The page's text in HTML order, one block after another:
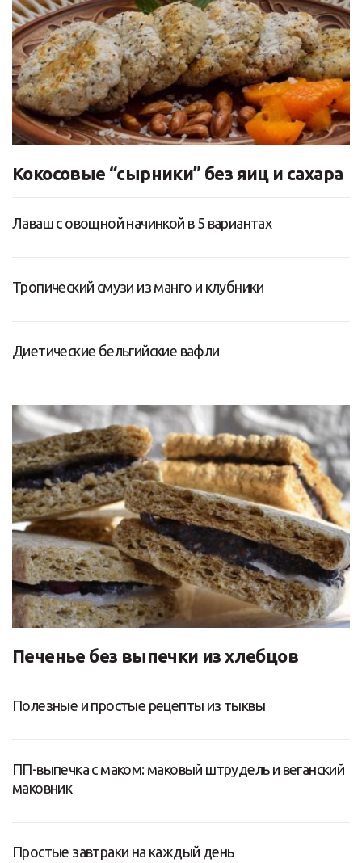
Кокосовые “сырники” без яиц и сахара
Лаваш с овощной начинкой в 5 вариантах
Тропический смузи из манго и клубники
Диетические бельгийские вафли
Печенье без выпечки из хлебцов
Полезные и простые рецепты из тыквы
ПП-выпечка с маком: маковый штрудель и веганский
маковник
Простые завтраки на каждый день